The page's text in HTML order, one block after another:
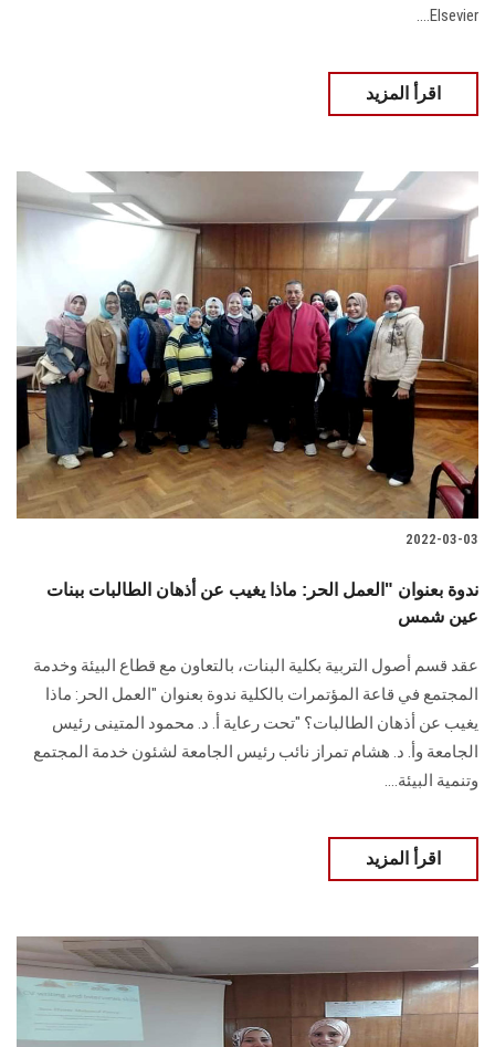
Elsevier....
اقرأ المزيد
2022-03-03
ندوة بعنوان "العمل الحر: ماذا يغيب عن أذهان الطالبات ببنات
عين شمس
عقد قسم أصول التربية بكلية البنات، بالتعاون مع قطاع البيئة وخدمة
المجتمع في قاعة المؤتمرات بالكلية ندوة بعنوان "العمل الحر: ماذا
يغيب عن أذهان الطالبات؟ "تحت رعاية أ. د. محمود المتينى رئيس
الجامعة وأ. د. هشام تمراز نائب رئيس الجامعة لشئون خدمة المجتمع
وتنمية البيئة....
اقرأ المزيد